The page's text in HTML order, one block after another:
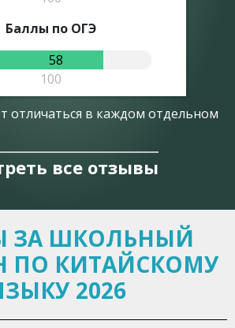
Баллы по ОГЭ
58
100
отличаться в каждом отдельном
все отзывы
ЗА ШКОЛЬНЫЙ
ПО КИТАЙСКОМУ
2026